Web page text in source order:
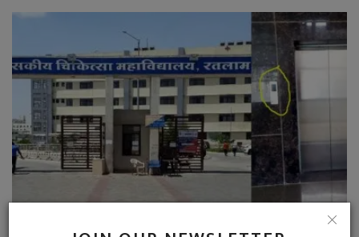
हाल-ए-मेडिकल कॉलेज : सभी लिफ्ट बंद, स्ट्रेचर पर कबूतरों...